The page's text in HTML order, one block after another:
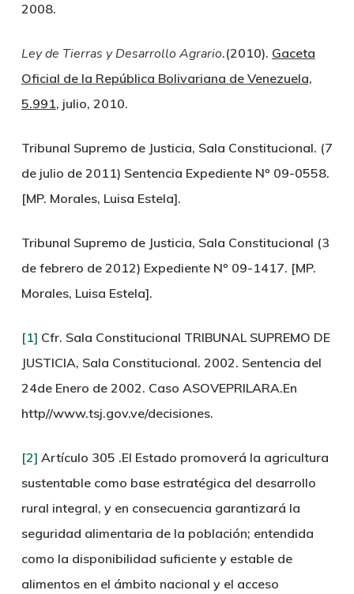
2008.
Ley de Tierras y Desarrollo Agrario.(2010). Gaceta
Oficial de la República Bolivariana de Venezuela,
5.991, julio, 2010.
Tribunal Supremo de Justicia, Sala Constitucional. (7
de julio de 2011) Sentencia Expediente Nº 09-0558.
[MP. Morales, Luisa Estela].
Tribunal Supremo de Justicia, Sala Constitucional (3
de febrero de 2012) Expediente Nº 09-1417. [MP.
Morales, Luisa Estela].
[1] Cfr. Sala Constitucional TRIBUNAL SUPREMO DE
JUSTICIA, Sala Constitucional. 2002. Sentencia del
24de Enero de 2002. Caso ASOVEPRILARA.En
http//www.tsj.gov.ve/decisiones.
[2] Artículo 305 .El Estado promoverá la agricultura
sustentable como base estratégica del desarrollo
rural integral, y en consecuencia garantizará la
seguridad alimentaria de la población; entendida
como la disponibilidad suficiente y estable de
alimentos en el ámbito nacional y el acceso